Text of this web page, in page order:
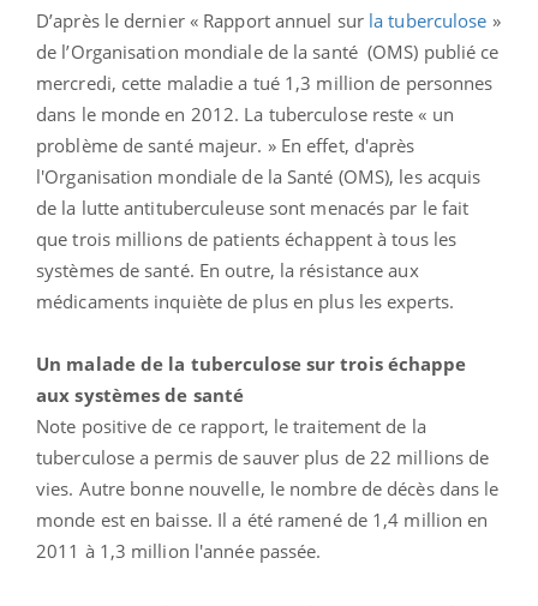
D’après le dernier « Rapport annuel sur la tuberculose »
de l’Organisation mondiale de la santé (OMS) publié ce
mercredi, cette maladie a tué 1,3 million de personnes
dans le monde en 2012. La tuberculose reste « un
problème de santé majeur. » En effet, d'après
l'Organisation mondiale de la Santé (OMS), les acquis
de la lutte antituberculeuse sont menacés par le fait
que trois millions de patients échappent à tous les
systèmes de santé. En outre, la résistance aux
médicaments inquiète de plus en plus les experts.
Un malade de la tuberculose sur trois échappe
aux systèmes de santé
Note positive de ce rapport, le traitement de la
tuberculose a permis de sauver plus de 22 millions de
vies. Autre bonne nouvelle, le nombre de décès dans le
monde est en baisse. Il a été ramené de 1,4 million en
2011 à 1,3 million l'année passée.